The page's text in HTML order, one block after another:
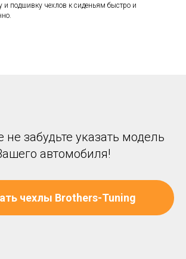
и подшивку чехлов к сиденьям быстро и
не забудьте указать модель
автомобиля!
чехлы Brothers-Tuning